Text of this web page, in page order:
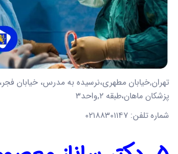
تهران,خیابان مطهرى،نرسیده به مدرس، خیابان
پزشکان ماهان،طبقه ٢,واحد٣
شماره تلفن: ۰۲۱۸۸۳۰۱۱۴۷